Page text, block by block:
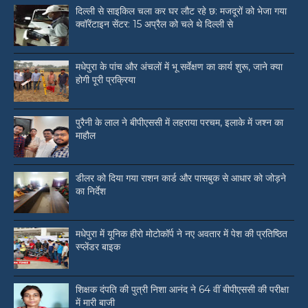
दिल्ली से साइकिल चला कर घर लौट रहे छ: मजदूरों को भेजा गया
क्वॉरेंटाइन सेंटर: 15 अप्रैल को चले थे दिल्ली से
मधेपुरा के पांच और अंचलों में भू सर्वेक्षण का कार्य शुरू, जाने क्या
होगी पूरी प्रक्रिया
पुरैनी के लाल ने बीपीएससी में लहराया परचम, इलाके में जश्न का
माहौल
डीलर को दिया गया राशन कार्ड और पासबुक से आधार को जोड़ने
का निर्देश
मधेपुरा में यूनिक हीरो मोटोकॉर्प ने नए अवतार में पेश की प्रतिष्ठित
स्प्लेंडर बाइक
शिक्षक दंपति की पुत्री निशा आनंद ने 64 वीं बीपीएससी की परीक्षा
में मारी बाजी